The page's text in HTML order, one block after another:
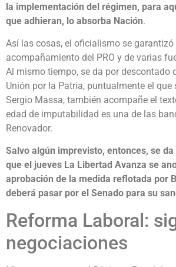
la implementación del régimen, para
que adhieran, lo absorba Nación.
Así las cosas, el oficialismo se garantizó
acompañamiento del PRO y de varias
Al mismo tiempo, se da por descontado
Unión por la Patria, puntualmente el que
Sergio Massa, también acompañe el
edad de imputabilidad es una de las
Renovador.
Salvo algún imprevisto, entonces, se
que el jueves La Libertad Avanza se
aprobación de la medida reflotada por
deberá pasar por el Senado para su
Reforma Laboral:
negociaciones